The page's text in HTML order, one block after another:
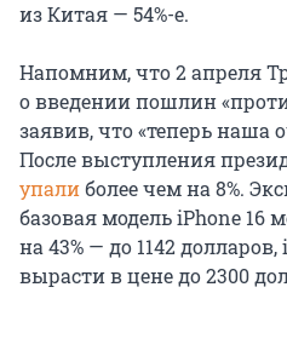
из Китая — 54%-е.
Напомним, что 2 апреля
о введении пошлин
заявив, что «теперь наша
После выступления
упалиболее чемна 8%.
базовая модельiPhone 16
на 43% — до 1142 долларов,
вырасти в цене до2300